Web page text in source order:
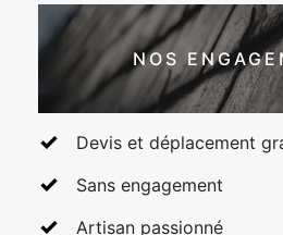
NOS
Devis et déplacement
Sans engagement
Artisan passionné